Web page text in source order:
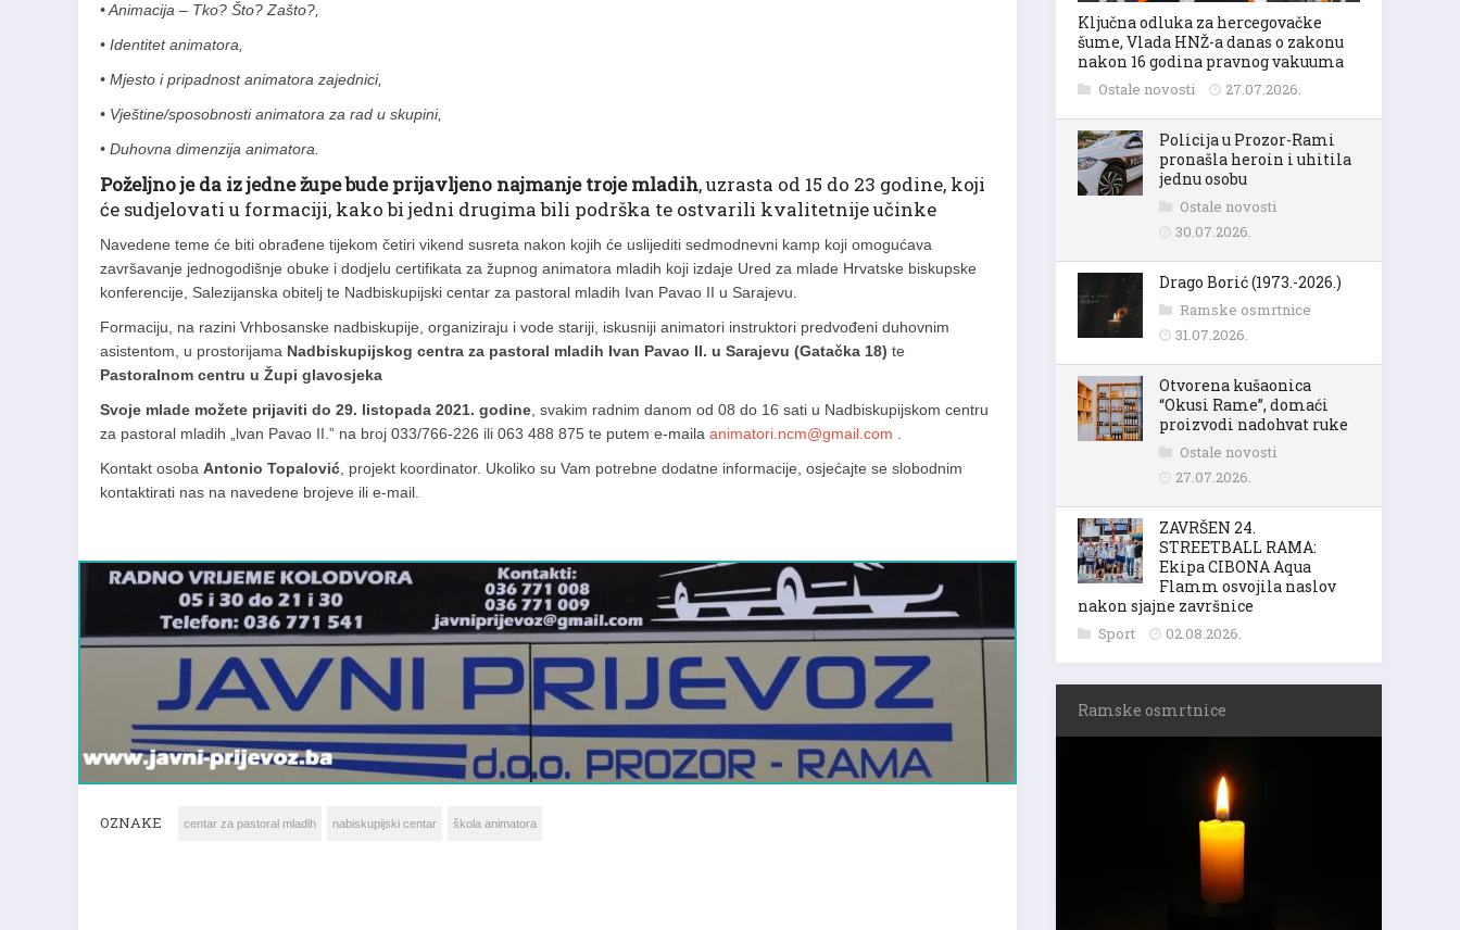
• Animacija – Tko? Što? Zašto?,
• Identitet animatora,
• Mjesto i pripadnost animatora zajednici,
• Vještine/sposobnosti animatora za rad u skupini,
• Duhovna dimenzija animatora.
Poželjno je da iz jedne župe bude prijavljeno najmanje troje mladih, uzrasta od 15 do 23 godine, koji
će sudjelovati u formaciji, kako bi jedni drugima bili podrška te ostvarili kvalitetnije učinke
Navedene teme će biti obrađene tijekom četiri vikend susreta nakon kojih će uslijediti sedmodnevni kamp koji omogućava
završavanje jednogodišnje obuke i dodjelu certifikata za župnog animatora mladih koji izdaje Ured za mlade Hrvatske biskupske
konferencije, Salezijanska obitelj te Nadbiskupijski centar za pastoral mladih Ivan Pavao II u Sarajevu.
Formaciju, na razini Vrhbosanske nadbiskupije, organiziraju i vode stariji, iskusniji animatori instruktori predvođeni duhovnim
asistentom, u prostorijama Nadbiskupijskog centra za pastoral mladih Ivan Pavao II. u Sarajevu (Gatačka 18) te
Pastoralnom centru u Župi glavosjeka
Svoje mlade možete prijaviti do 29. listopada 2021. godine , svakim radnim danom od 08 do 16 sati u Nadbiskupijskom centru
za pastoral mladih „lvan Pavao II.” na broj 033/766-226 ili 063 488 875 te putem e-maila animatori.ncm@gmail.com
Kontakt osoba Antonio Topalović , projekt koordinator. Ukoliko su Vam potrebne dodatne informacije, osjećajte se slobodnim
kontaktirati nas na navedene brojeve ili e-mail.
Ključna odluka za hercegovačke
šume, Vlada HNŽ-a danas o zakonu
nakon 16 godina pravnog vakuuma
Ostale novosti 27.07.2026.
Policija u Prozor-Rami
pronašla heroin i uhitila
jednu osobu
Ostale novosti
30.07.2026.
Drago Borić (1973.-2026.)
Ramske osmrtnice
31.07.2026.
Otvorena kušaonica
“Okusi Rame”, domaći
proizvodi nadohvat ruke
Ostale novosti
27.07.2026.
ZAVRŠEN 24.
STREETBALL RAMA:
Ekipa CIBONA Aqua
Flamm osvojila naslov
nakon sjajne završnice
Sport 02.08.2026.
Ramske osmrtnice